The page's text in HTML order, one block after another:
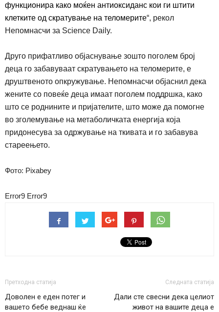
функционира како моќен антиоксиданс кои ги штити
клетките од скратување на теломерите“, рекол
Непомнасчи за Science Daily.
Друго прифатливо објаснување зошто поголем број
деца го забавуваат скратувањето на теломерите, е
друштвеното опкружување. Непомнасчи објаснил дека
жените со повеќе деца имаат поголем поддршка, како
што се роднините и пријателите, што може да помогне
во зголемување на метаболичката енергија која
придонесува за одржување на ткивата и го забавува
стареењето.
Фото: Pixabey
Error9 Error9
Претходна статија
Доволен е еден потег и
вашето бебе веднаш ќе
Следната статија
Дали сте свесни дека целиот
живот на вашите деца е